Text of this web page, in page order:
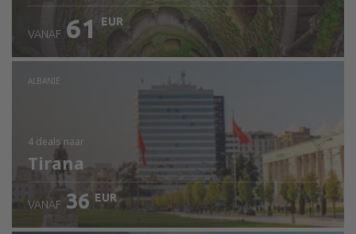
VANAF 61 EUR
ALBANIË
4 deals naar
Tirana
VANAF 36 EUR